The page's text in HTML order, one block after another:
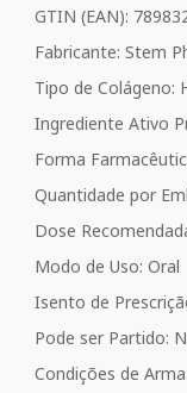
GTIN (EAN):
Fabricante: Stem
Tipo de Colágeno:
Ingrediente Ativo
Forma
Quantidade por
Dose
Modo de Uso: Oral
Isento de
Pode ser Partido:
Condições de